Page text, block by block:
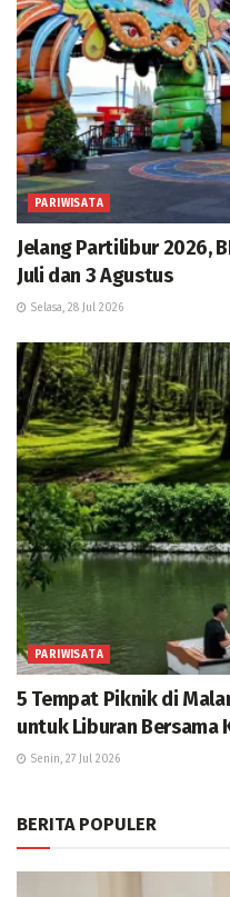
PARIWISATA
Jelang Partilibur 2026,
Juli dan 3 Agustus
Selasa, 28 Jul 2026
PARIWISATA
5 Tempat Piknik di
untuk Liburan Bersama
Senin, 27 Jul 2026
BERITA POPULER